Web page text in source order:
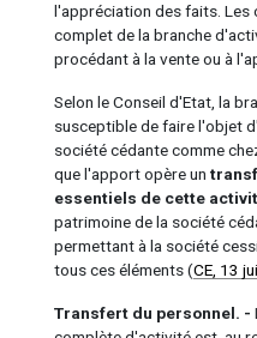
l'appréciation des faits.
complet de la branche
procédant à la vente ou à
Selon le Conseil d'Etat, la
susceptible de faire l'objet
société cédante comme
que l'apport opère un
essentiels de cette
patrimoine de la société
permettant à la société
tous ces éléments (CE, 13
Transfert du personnel. -